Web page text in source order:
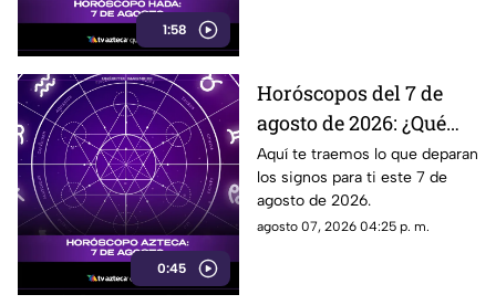
1:58
0:45
Horóscopos del 7 de
agosto de 2026: ¿Qué
revelan los aztecas
hoy?
Aquí te traemos lo que deparan
los signos para ti este 7 de
agosto de 2026.
agosto 07, 2026 04:25 p. m.